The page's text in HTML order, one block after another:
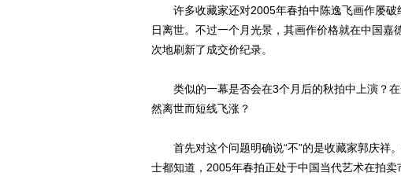
许多收藏家还对2005年春拍中陈逸飞画作屡破
日离世。不过一个月光景，其画作价格就在中国
次地刷新了成交价纪录。
类似的一幕是否会在3个月后的秋拍中上演？在
然离世而短线飞涨？
首先对这个问题明确说“不”的是收藏家郭庆祥
士都知道，2005年春拍正处于中国当代艺术在拍